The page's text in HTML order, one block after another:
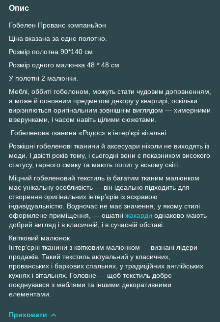
Опис
Гобелен Прованс компаньйон
Ціна вказана за одне полотно.
Розмір полотна 90*140 см
Розмір одного малюнка 48 * 48 см
У полотні 2 малюнки.
Меблі, оббиті гобелоном, можуть стати чудовим доповненням,
а може й основним предметом декору у квартирі, оскільки
вирізняються оригінальним зовнішнім виглядом — химерними
візерунками, і часом навіть цілими сюжетами.
Гобеленова тканина «Родос» в інтер'єрі вітальні
Розкішні гобеленові тканини й аксесуари ніколи не виходять із
моди. І двісті років тому, і сьогодні вони є показником високого
статусу, гарного смаку та мають попит у всьому світі.
Міцний гобеленовий текстиль із багатим тканим малюнком
має унікальну особливість — він ідеально підходить для
створення оригінальних інтер'єрів із яскравою
індивідуальністю. Водночас не має значення, у якому стилі
оформлене приміщення, — ошатні жакарди однаково мають
добрий вигляд і в класичній, і в сучасній обставі.
Квітковий малюнок
Інтер'єрні тканини з квітковим малюнком — визнані лідери
продажів. Такий текстиль актуальний у класичних,
прованських і баркових спальнях, у традиційних англійських
кухнях і вітальнях. Головне — щоб текстиль добре
поєднувався з меблями та іншими декоративними
елементами.
Приховати